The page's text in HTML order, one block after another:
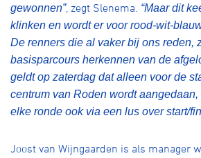
gewonnen”, zegt Slenema. “Maar dit
klinken en wordt er voor rood-wit-
De renners die al vaker bij ons reden,
basisparcours herkennen van de
geldt op zaterdag dat alleen voor de
centrum van Roden wordt
elke ronde ook via een lus over start/
Joost van Wijngaarden is als manager